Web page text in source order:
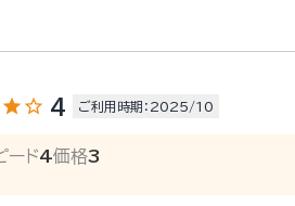
star star_outline 4 ご利用時期：2025/10
ード4価格3